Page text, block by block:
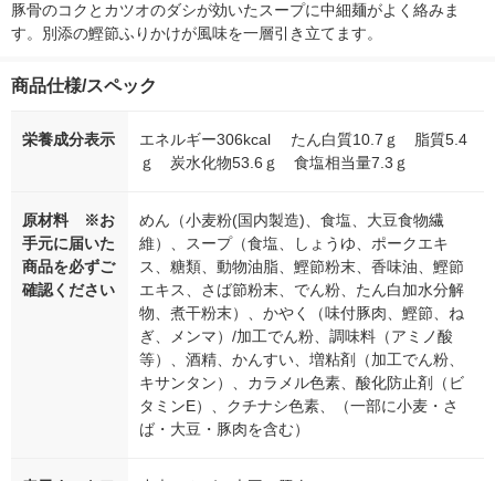
豚骨のコクとカツオのダシが効いたスープに中細麺がよく絡みま
す。別添の鰹節ふりかけが風味を一層引き立てます。
商品仕様/スペック
栄養成分表示
エネルギー306kcal たん白質10.7ｇ 脂質5.4
ｇ 炭水化物53.6ｇ 食塩相当量7.3ｇ
原材料 ※お
手元に届いた
商品を必ずご
確認ください
めん（小麦粉(国内製造)、食塩、大豆食物繊
維）、スープ（食塩、しょうゆ、ポークエキ
ス、糖類、動物油脂、鰹節粉末、香味油、鰹節
エキス、さば節粉末、でん粉、たん白加水分解
物、煮干粉末）、かやく（味付豚肉、鰹節、ね
ぎ、メンマ）/加工でん粉、調味料（アミノ酸
等）、酒精、かんすい、増粘剤（加工でん粉、
キサンタン）、カラメル色素、酸化防止剤（ビ
タミンE）、クチナシ色素、（一部に小麦・さ
ば・大豆・豚肉を含む）